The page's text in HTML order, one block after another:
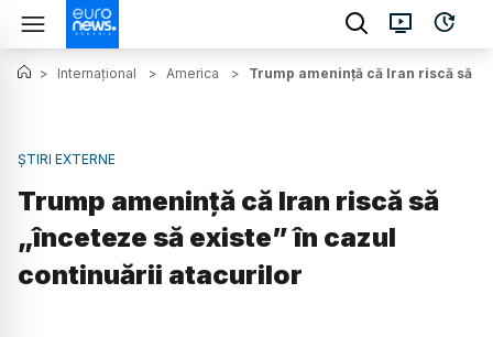
> Internațional > America > Trump amenință că Iran riscă să
ȘTIRI EXTERNE
Trump amenință că Iran riscă să
„înceteze să existe” în cazul
continuării atacurilor